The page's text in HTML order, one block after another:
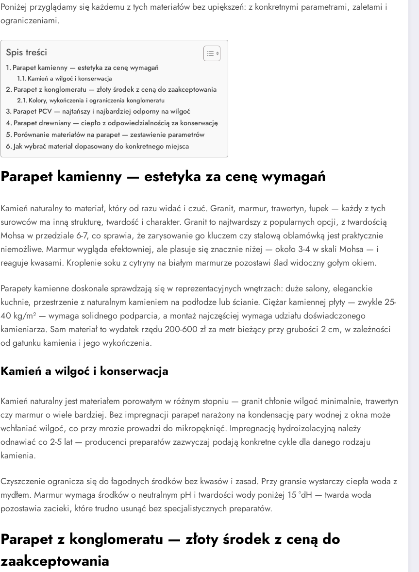
Poniżej przyglądamy się każdemu z tych materiałów bez upiększeń: z konkretnymi parametrami, zaletami i
ograniczeniami.
Spis treści
Parapet kamienny — estetyka za cenę wymagań
Kamień a wilgoć i konserwacja
Parapet z konglomeratu — złoty środek z ceną do zaakceptowania
Kolory, wykończenia i ograniczenia konglomeratu
Parapet PCV — najtańszy i najbardziej odporny na wilgoć
Parapet drewniany — ciepło z odpowiedzialnością za konserwację
Porównanie materiałów na parapet — zestawienie parametrów
Jak wybrać materiał dopasowany do konkretnego miejsca
Parapet kamienny — estetyka za cenę wymagań
Kamień naturalny to materiał, który od razu widać i czuć. Granit, marmur, trawertyn, łupek — każdy z tych
surowców ma inną strukturę, twardość i charakter. Granit to najtwardszy z popularnych opcji, z twardością
Mohsa w przedziale 6-7, co sprawia, że zarysowanie go kluczem czy stalową oblamówką jest praktycznie
niemożliwe. Marmur wygląda efektowniej, ale plasuje się znacznie niżej — około 3-4 w skali Mohsa — i
reaguje kwasami. Kroplenie soku z cytryny na białym marmurze pozostawi ślad widoczny gołym okiem.
Parapety kamienne doskonale sprawdzają się w reprezentacyjnych wnętrzach: duże salony, eleganckie
kuchnie, przestrzenie z naturalnym kamieniem na podłodze lub ścianie. Ciężar kamiennej płyty — zwykle 25-
40 kg/m² — wymaga solidnego podparcia, a montaż najczęściej wymaga udziału doświadczonego
kamieniarza. Sam materiał to wydatek rzędu 200-600 zł za metr bieżący przy grubości 2 cm, w zależności
od gatunku kamienia i jego wykończenia.
Kamień a wilgoć i konserwacja
Kamień naturalny jest materiałem porowatym w różnym stopniu — granit chłonie wilgoć minimalnie, trawertyn
czy marmur o wiele bardziej. Bez impregnacji parapet narażony na kondensację pary wodnej z okna może
wchłaniać wilgoć, co przy mrozie prowadzi do mikropęknięć. Impregnację hydroizolacyjną należy
odnawiać co 2-5 lat — producenci preparatów zazwyczaj podają konkretne cykle dla danego rodzaju
kamienia.
Czyszczenie ogranicza się do łagodnych środków bez kwasów i zasad. Przy gransie wystarczy ciepła woda z
mydłem. Marmur wymaga środków o neutralnym pH i twardości wody poniżej 15 °dH — twarda woda
pozostawia zacieki, które trudno usunąć bez specjalistycznych preparatów.
Parapet z konglomeratu — złoty środek z ceną do
zaakceptowania